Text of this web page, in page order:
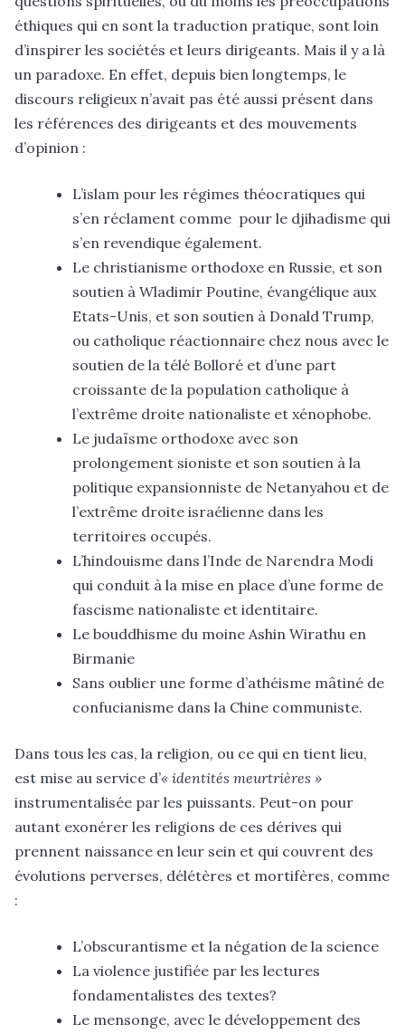
éthiques qui en sont la traduction pratique, sont loin
d’inspirer les sociétés et leurs dirigeants. Mais il y a là
un paradoxe. En effet, depuis bien longtemps, le
discours religieux n’avait pas été aussi présent dans
les références des dirigeants et des mouvements
d’opinion :
L’islam pour les régimes théocratiques qui
s’en réclament comme pour le djihadisme qui
s’en revendique également.
Le christianisme orthodoxe en Russie, et son
soutien à Wladimir Poutine, évangélique aux
Etats-Unis, et son soutien à Donald Trump,
ou catholique réactionnaire chez nous avec le
soutien de la télé Bolloré et d’une part
croissante de la population catholique à
l’extrême droite nationaliste et xénophobe.
Le judaïsme orthodoxe avec son
prolongement sioniste et son soutien à la
politique expansionniste de Netanyahou et de
l’extrême droite israélienne dans les
territoires occupés.
L’hindouisme dans l’Inde de Narendra Modi
qui conduit à la mise en place d’une forme de
fascisme nationaliste et identitaire.
Le bouddhisme du moine Ashin Wirathu en
Birmanie
Sans oublier une forme d’athéisme mâtiné de
confucianisme dans la Chine communiste.
Dans tous les cas, la religion, ou ce qui en tient lieu,
est mise au service d’« identités meurtrières »
instrumentalisée par les puissants. Peut-on pour
autant exonérer les religions de ces dérives qui
prennent naissance en leur sein et qui couvrent des
évolutions perverses, délétères et mortifères, comme
:
L’obscurantisme et la négation de la science
La violence justifiée par les lectures
fondamentalistes des textes?
Le mensonge, avec le développement des